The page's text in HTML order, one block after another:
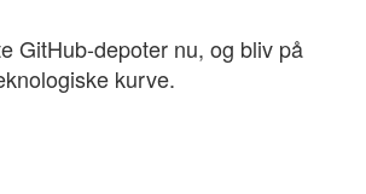
GitHub-depoter nu, og bliv på
kurve.